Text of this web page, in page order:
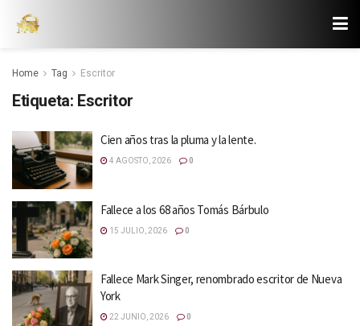
Home Tag Escritor
Etiqueta: Escritor
Cien años tras la pluma y la lente.
4 AGOSTO, 2026 0
Fallece a los 68 años Tomás Bárbulo
15 JULIO, 2026 0
Fallece Mark Singer, renombrado escritor de Nueva
York
22 JUNIO, 2026 0